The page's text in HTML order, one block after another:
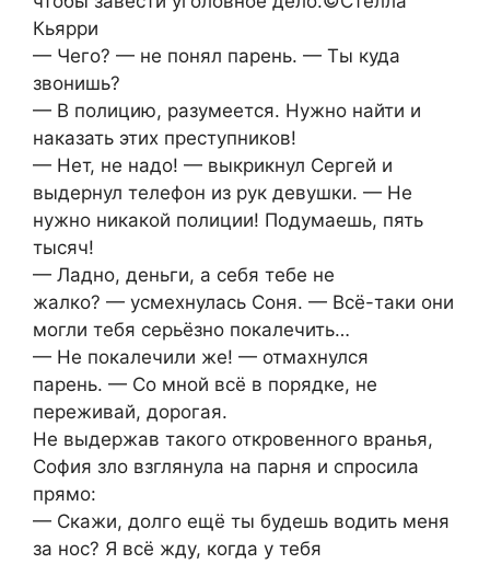
Кьярри
— Чего? — не понял парень. — Ты куда
звонишь?
— В полицию, разумеется. Нужно найти и
наказать этих преступников!
— Нет, не надо! — выкрикнул Сергей и
выдернул телефон из рук девушки. — Не
нужно никакой полиции! Подумаешь, пять
тысяч!
— Ладно, деньги, а себя тебе не
жалко? — усмехнулась Соня. — Всё-таки они
могли тебя серьёзно покалечить…
— Не покалечили же! — отмахнулся
парень. — Со мной всё в порядке, не
переживай, дорогая.
Не выдержав такого откровенного вранья,
София зло взглянула на парня и спросила
прямо:
— Скажи, долго ещё ты будешь водить меня
за нос? Я всё жду, когда у тебя